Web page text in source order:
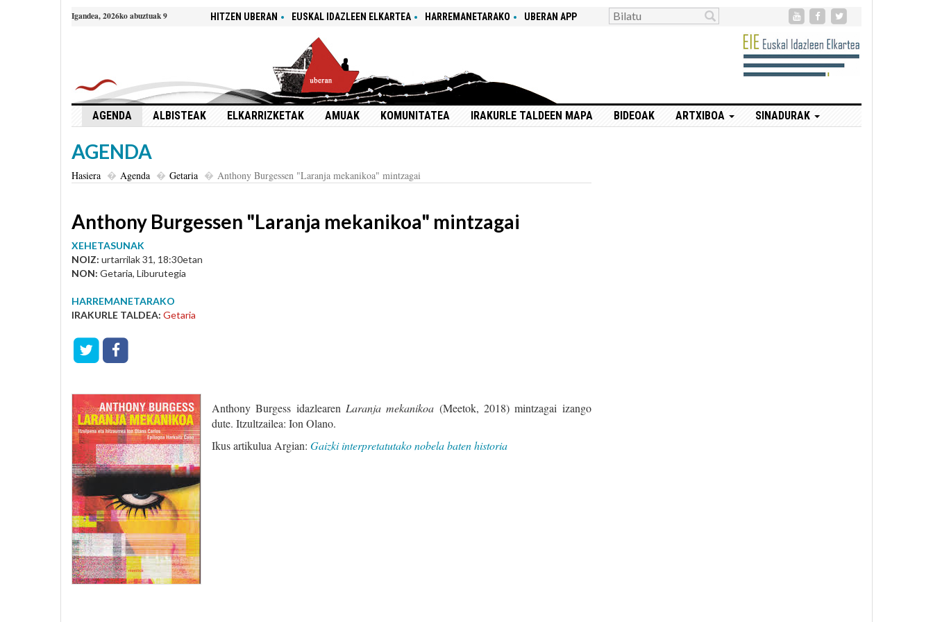
Igandea, 2026ko abuztuak 9 HITZEN UBERAN EUSKAL IDAZLEEN ELKARTEA HARREMANETARAKO UBERAN APP
AGENDA ALBISTEAK ELKARRIZKETAK AMUAK KOMUNITATEA IRAKURLE TALDEEN MAPA BIDEOAK ARTXIBOA SINADURAK
AGENDA
Hasiera Agenda Getaria Anthony Burgessen "Laranja mekanikoa" mintzagai
Anthony Burgessen "Laranja mekanikoa" mintzagai
XEHETASUNAK
NOIZ: urtarrilak 31, 18:30etan
NON: Getaria, Liburutegia
HARREMANETARAKO
IRAKURLE TALDEA: Getaria
Anthony Burgess idazlearen Laranja mekanikoa (Meetok, 2018) mintzagai izango
dute. Itzultzailea: Ion Olano.
Ikus artikulua Argian: Gaizki interpretatutako nobela baten historia